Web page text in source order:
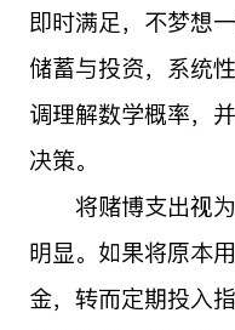
即时满足，不梦想
储蓄与投资，系统
调理解数学概率，
决策。
将赌博支出视为“
明显。如果将原本
金，转而定期投入